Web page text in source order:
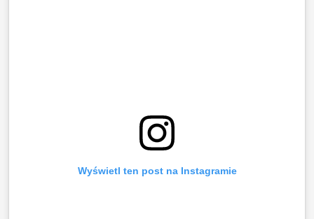
Wyświetl ten post na Instagramie